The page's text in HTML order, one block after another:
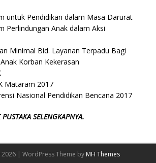
untuk Pendidikan dalam Masa Darurat
Perlindungan Anak dalam Aksi
Minimal Bid. Layanan Terpadu Bagi
Korban Kekerasan
Mataram 2017
Nasional Pendidikan Bencana 2017
SELENGKAPNYA.
| WordPress Theme by MH Themes